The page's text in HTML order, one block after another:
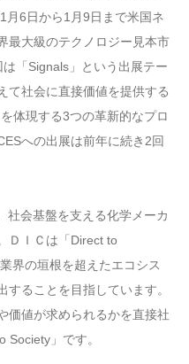
月6日から1月9日まで米国ネ
最大級のテクノロジー見本市
は「Signals」という出展テー
て社会に直接価値を提供する
体現する3つの革新的なプロ
への出展は前年に続き2回
社会基盤を支える化学メーカ
ＤＩＣは「Direct to
界の垣根を超えたエコシス
ることを目指しています。
価値が求められるかを直接社
Society」です。